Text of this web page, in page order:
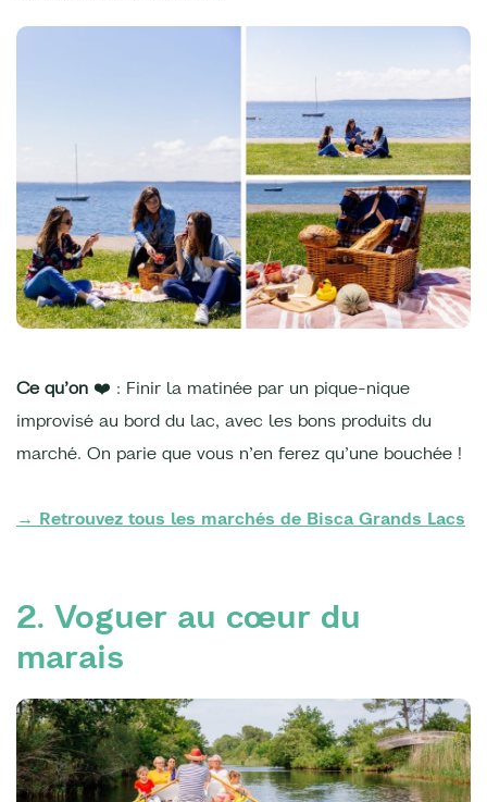
Ce qu’on ❤️ : Finir la matinée par un pique-nique
improvisé au bord du lac, avec les bons produits du
marché. On parie que vous n’en ferez qu’une bouchée !
→ Retrouvez tous les marchés de Bisca Grands Lacs
2. Voguer au cœur du
marais